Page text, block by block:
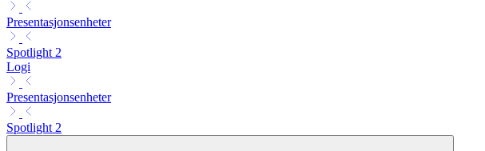
Presentasjonsenheter
Spotlight 2
Logi
Presentasjonsenheter
Spotlight 2